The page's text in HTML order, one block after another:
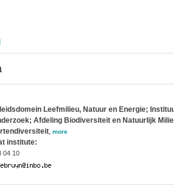
Leefmilieu, Natuur en Energie; Instituut
Afdeling Biodiversiteit en Natuurlijk
, more
institute:
04 10